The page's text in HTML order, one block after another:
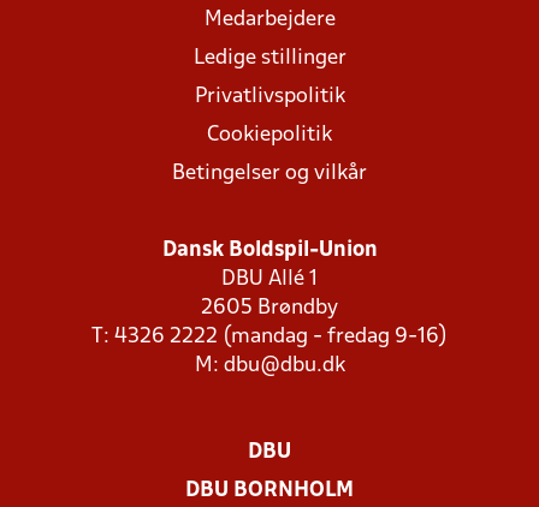
Medarbejdere
Ledige stillinger
Privatlivspolitik
Cookiepolitik
Betingelser og vilkår
Dansk Boldspil-Union
DBU Allé 1
2605 Brøndby
T: 4326 2222 (mandag - fredag 9-16)
M: dbu@dbu.dk
DBU
DBU BORNHOLM